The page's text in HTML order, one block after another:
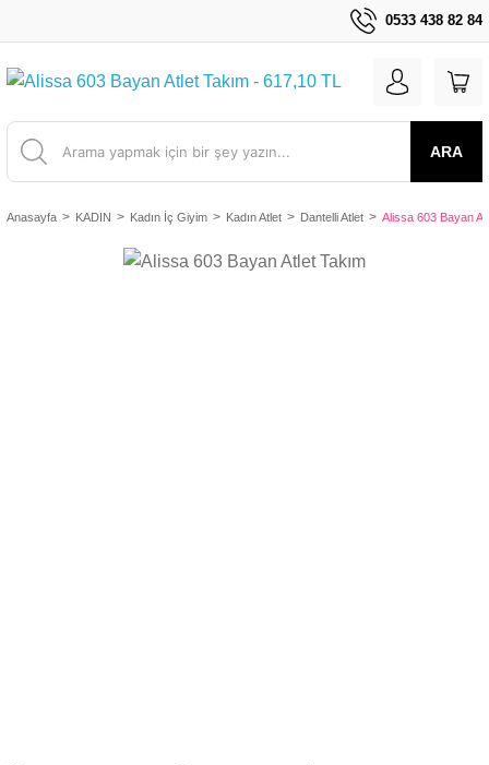
0533 438 82 84
ARA
Anasayfa KADIN Kadın İç Giyim Kadın Atlet Dantelli Atlet Alissa 603 Bayan